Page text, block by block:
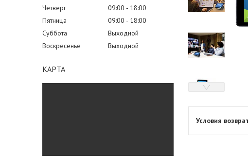
Четверг
09:00
18:00
Пятница
09:00
18:00
Суббота
Выходной
Воскресенье
Выходной
КАРТА